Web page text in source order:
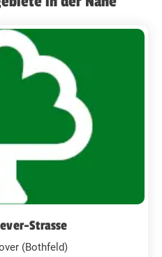
Strasse
(Bothfeld)